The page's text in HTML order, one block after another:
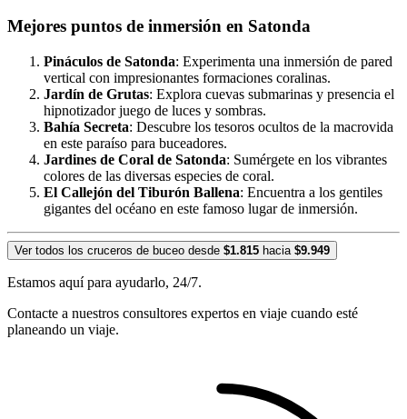
Mejores puntos de inmersión en Satonda
Pináculos de Satonda: Experimenta una inmersión de pared
vertical con impresionantes formaciones coralinas.
Jardín de Grutas: Explora cuevas submarinas y presencia el
hipnotizador juego de luces y sombras.
Bahía Secreta: Descubre los tesoros ocultos de la macrovida
en este paraíso para buceadores.
Jardines de Coral de Satonda: Sumérgete en los vibrantes
colores de las diversas especies de coral.
El Callejón del Tiburón Ballena: Encuentra a los gentiles
gigantes del océano en este famoso lugar de inmersión.
Ver todos los cruceros de buceo desde $1.815 hacia $9.949
Estamos aquí para ayudarlo, 24/7.
Contacte a nuestros consultores expertos en viaje cuando esté
planeando un viaje.